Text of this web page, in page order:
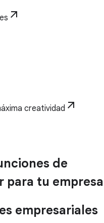
arrow_outward
creatividad arrow_outward
de
para tu empresa
empresariales